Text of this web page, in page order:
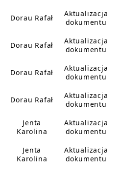
Dorau Rafał
Aktualizacja
dokumentu
Dorau Rafał
Aktualizacja
dokumentu
Dorau Rafał
Aktualizacja
dokumentu
Dorau Rafał
Aktualizacja
dokumentu
Jenta
Karolina
Aktualizacja
dokumentu
Jenta
Karolina
Aktualizacja
dokumentu